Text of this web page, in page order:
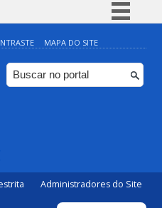
Simplifique!
Comunica BR
Participe
MAPA DO SITE
Administradores do Site